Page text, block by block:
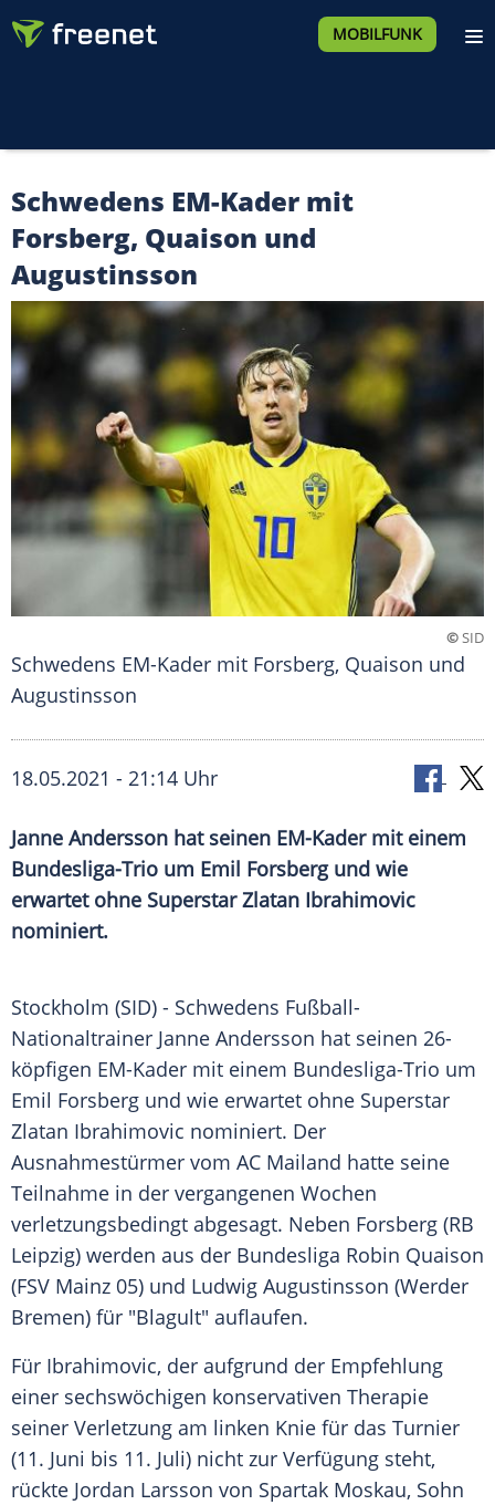
MOBILFUNK
Schwedens EM-Kader mit
Forsberg, Quaison und
Augustinsson
©SID
Schwedens EM-Kader mit Forsberg, Quaison und
Augustinsson
18.05.2021 - 21:14 Uhr
Janne Andersson hat seinen EM-Kader mit einem
Bundesliga-Trio um Emil Forsbergund wie
erwartet ohne SuperstarZlatan Ibrahimovic
nominiert.
Stockholm (SID) - Schwedens Fußball-
Nationaltrainer Janne Andersson hat seinen 26-
köpfigen EM-Kader mit einem Bundesliga-Trio um
Emil Forsberg und wie erwartet ohne Superstar
Zlatan Ibrahimovic nominiert. Der
Ausnahmestürmer vom AC Mailand hatte seine
Teilnahme in der vergangenen Wochen
verletzungsbedingt abgesagt. Neben Forsberg (RB
Leipzig) werden aus der Bundesliga Robin Quaison
(FSV Mainz 05) und Ludwig Augustinsson (Werder
Bremen) für "Blagult" auflaufen.
Für Ibrahimovic, der aufgrund der Empfehlung
einer sechswöchigen konservativen Therapie
seiner Verletzung am linken Knie für das Turnier
(11. Juni bis 11. Juli) nicht zur Verfügung steht,
rückte Jordan Larsson von Spartak Moskau, Sohn